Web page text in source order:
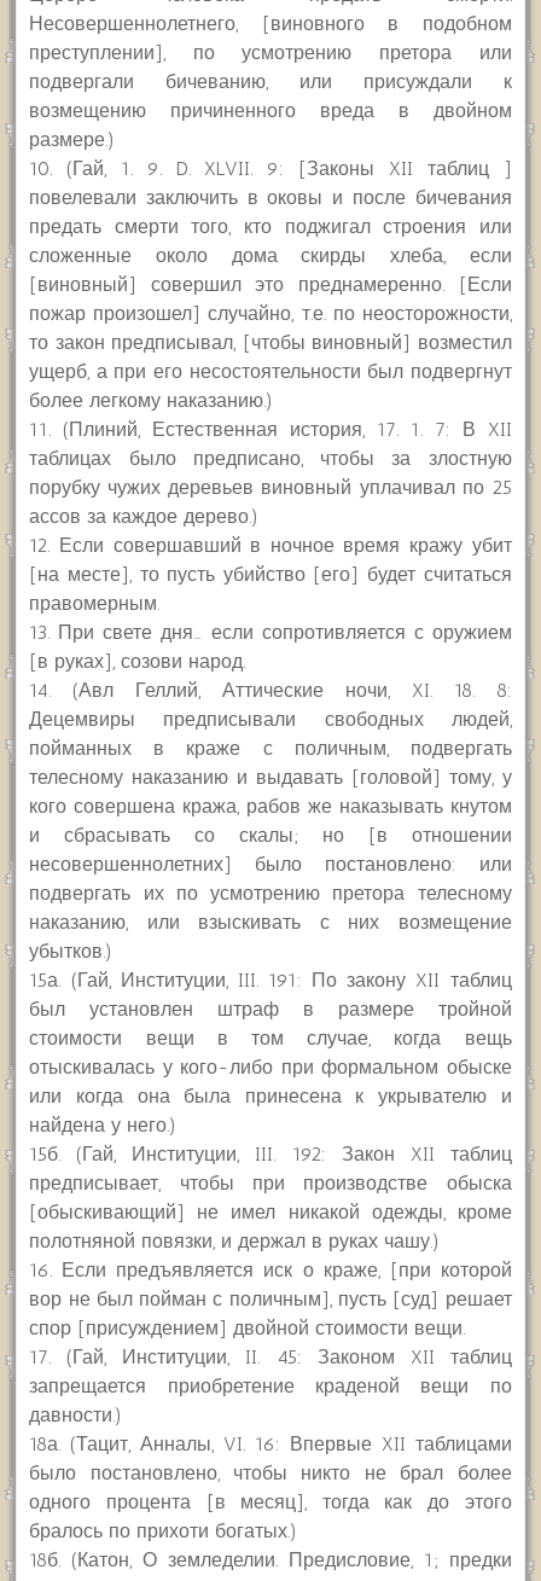
Несовершеннолетнего, [виновного в подобном
преступлении], по усмотрению претора или
подвергали бичеванию, или присуждали к
возмещению причиненного вреда в двойном
размере.)
10. (Гай, 1. 9. D. XLVII. 9: [Законы XII таблиц ]
повелевали заключить в оковы и после бичевания
предать смерти того, кто поджигал строения или
сложенные около дома скирды хлеба, если
[виновный] совершил это преднамеренно. [Если
пожар произошел] случайно, т.е. по неосторожности,
то закон предписывал, [чтобы виновный] возместил
ущерб, а при его несостоятельности был подвергнут
более легкому наказанию.)
11. (Плиний, Естественная история, 17. 1. 7: В XII
таблицах было предписано, чтобы за злостную
порубку чужих деревьев виновный уплачивал по 25
ассов за каждое дерево.)
12. Если совершавший в ночное время кражу убит
[на месте], то пусть убийство [его] будет считаться
правомерным.
13. При свете дня… если сопротивляется с оружием
[в руках], созови народ.
14. (Авл Геллий, Аттические ночи, XI. 18. 8:
Децемвиры предписывали свободных людей,
пойманных в краже с поличным, подвергать
телесному наказанию и выдавать [головой] тому, у
кого совершена кража, рабов же наказывать кнутом
и сбрасывать со скалы; но [в отношении
несовершеннолетних] было постановлено: или
подвергать их по усмотрению претора телесному
наказанию, или взыскивать с них возмещение
убытков.)
15а. (Гай, Институции, III. 191: По закону XII таблиц
был установлен штраф в размере тройной
стоимости вещи в том случае, когда вещь
отыскивалась у кого-либо при формальном обыске
или когда она была принесена к укрывателю и
найдена у него.)
15б. (Гай, Институции, III. 192: Закон XII таблиц
предписывает, чтобы при производстве обыска
[обыскивающий] не имел никакой одежды, кроме
полотняной повязки, и держал в руках чашу.)
16. Если предъявляется иск о краже, [при которой
вор не был пойман с поличным], пусть [суд] решает
спор [присуждением] двойной стоимости вещи.
17. (Гай, Институции, II. 45: Законом XII таблиц
запрещается приобретение краденой вещи по
давности.)
18а. (Тацит, Анналы, VI. 16: Впервые XII таблицами
было постановлено, чтобы никто не брал более
одного процента [в месяц], тогда как до этого
бралось по прихоти богатых.)
18б. (Катон, О земледелии. Предисловие, 1; предки